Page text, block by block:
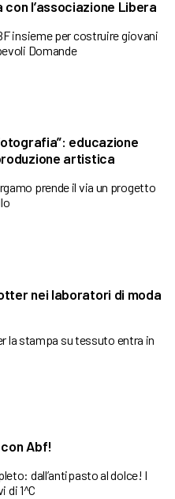
l’associazione Libera
insieme per costruire giovani
Domande
educazione
artistica
prende il via un progetto
nei laboratori di moda
la stampa su tessuto entra in
Abf!
dall’antipasto al dolce! I
di 1^C